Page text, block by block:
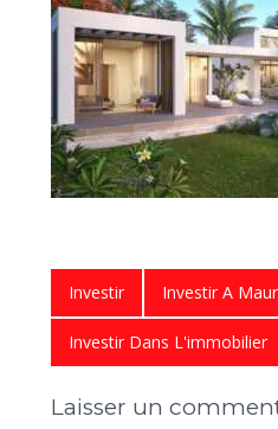
Investir Investir A
Investir Dans L'immobilier
Laisser un